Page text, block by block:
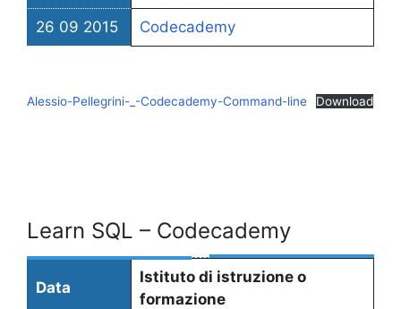
26 09 2015 Codecademy
Alessio-Pellegrini-_-Codecademy-Command-line Download
Learn SQL – Codecademy
Data
Istituto di istruzione o
formazione